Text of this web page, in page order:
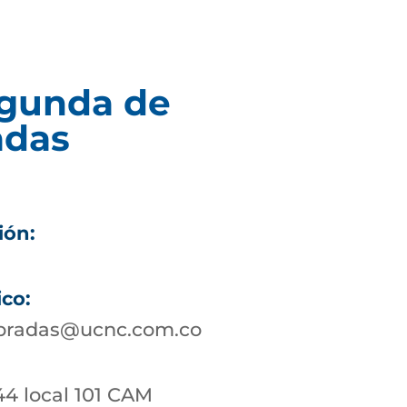
de
local 101 CAM